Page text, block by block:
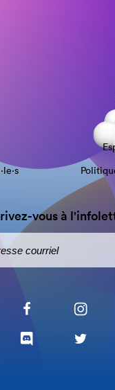
vous à